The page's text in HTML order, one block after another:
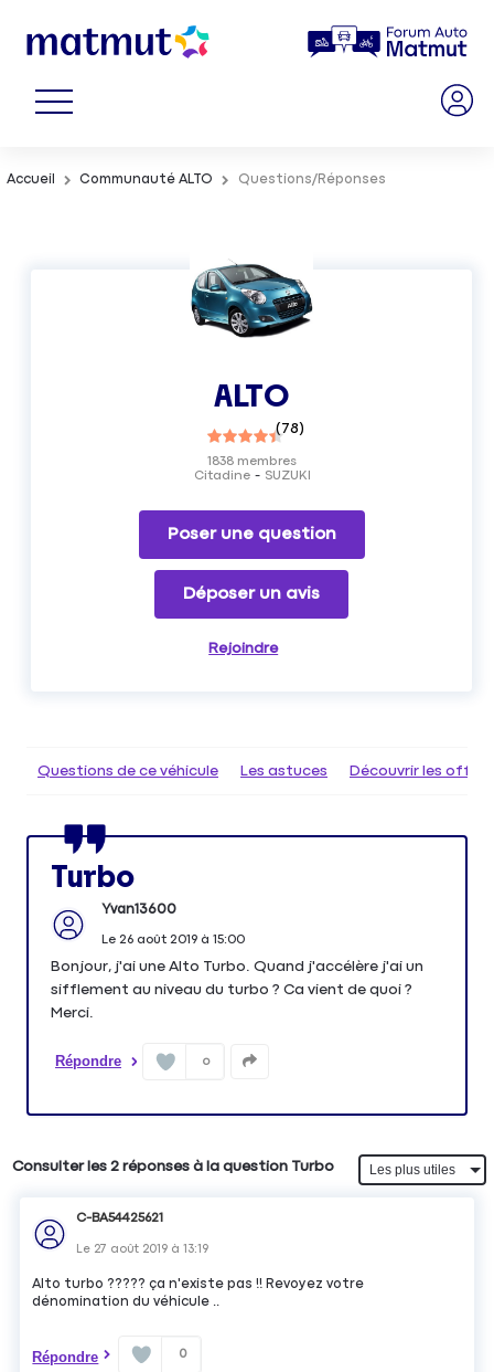
Accueil Communauté ALTO Questions/Réponses
ALTO
(78)
Citadine SUZUKI
1838membres
Poser une question
Déposer un avis
Rejoindre
Questions de ce véhicule Les astuces Découvrir les
Turbo
Yvan13600
Le 26 août 2019à 15:00
Bonjour, j'ai une Alto Turbo. Quand j'accélère j'ai un
sifflement au niveau du turbo ? Ca vient de quoi ?
Merci.
Répondre 0
Consulter les 2 réponses à la question Turbo
C-BA54425621
Le 27 août 2019 à13:19
Alto turbo ????? ça n'existe pas !! Revoyez votre
dénomination du véhicule ..
Répondre 0